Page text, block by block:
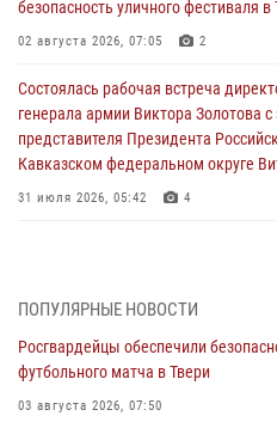
безопасность уличного фестиваля в
02 августа 2026, 07:05 2
Состоялась рабочая встреча
генерала армии Виктора Золотова
представителя Президента
Кавказском федеральном округе
31 июля 2026, 05:42 4
28 июля 2026, 11:30 2
Сотрудники вневедомственной
пресекли 20 правонарушений за
27 июля 2026, 08:29
ПОПУЛЯРНЫЕ НОВОСТИ
Росгвардейцы обеспечили
футбольного матча в Твери
03 августа 2026, 07:50